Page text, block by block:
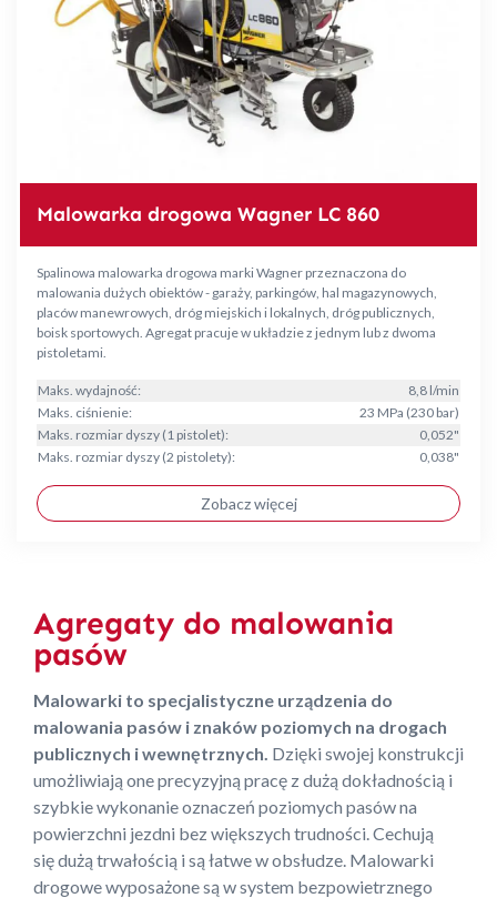
Malowarka drogowa Wagner LC 860
Spalinowa malowarka drogowa marki Wagner przeznaczona do
malowania dużych obiektów - garaży, parkingów, hal magazynowych,
placów manewrowych, dróg miejskich i lokalnych, dróg publicznych,
boisk sportowych. Agregat pracuje w układzie z jednym lub z dwoma
pistoletami.
Maks. wydajność:
8,8 l/min
Maks. ciśnienie:
23 MPa (230 bar)
Maks. rozmiar dyszy (1 pistolet):
0,052"
Maks. rozmiar dyszy (2 pistolety):
0,038"
Zobacz więcej
Agregaty do malowania
pasów
Malowarki to specjalistyczne urządzenia do
malowania pasów i znaków poziomych na drogach
publicznych i wewnętrznych. Dzięki swojej konstrukcji
umożliwiają one precyzyjną pracę z dużą dokładnością i
szybkie wykonanie oznaczeń poziomych pasów na
powierzchni jezdni bez większych trudności. Cechują
się dużą trwałością i są łatwe w obsłudze. Malowarki
drogowe wyposażone są w system bezpowietrznego